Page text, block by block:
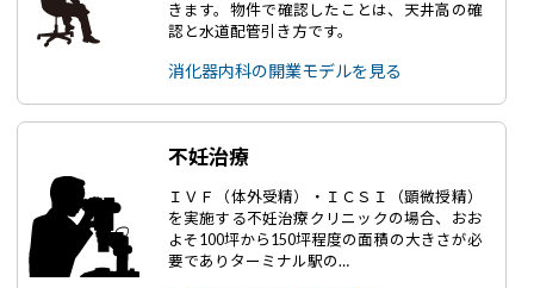
きます。物件で確認したことは、天井高の確
認と水道配管引き方です。
消化器内科の開業モデルを見る
不妊治療
ＩＶＦ（体外受精）・ＩＣＳＩ（顕微授精）
を実施する不妊治療クリニックの場合、おお
よそ100坪から150坪程度の面積の大きさが必
要でありターミナル駅の…